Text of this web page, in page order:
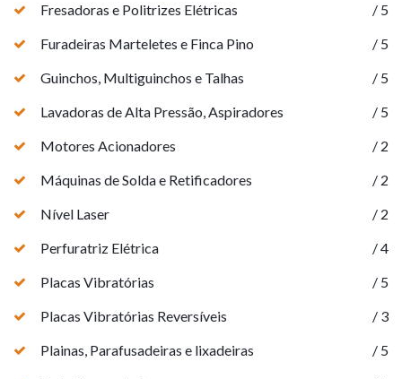
Fresadoras e Politrizes Elétricas
/ 5
Furadeiras Marteletes e Finca Pino
/ 5
Guinchos, Multiguinchos e Talhas
/ 5
Lavadoras de Alta Pressão, Aspiradores
/ 5
Motores Acionadores
/ 2
Máquinas de Solda e Retificadores
/ 2
Nível Laser
/ 2
Perfuratriz Elétrica
/ 4
Placas Vibratórias
/ 5
Placas Vibratórias Reversíveis
/ 3
Plainas, Parafusadeiras e lixadeiras
/ 5